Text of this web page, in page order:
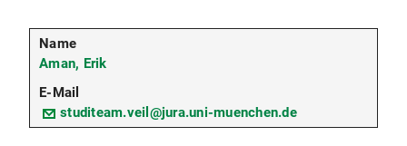
Aman, Erik
studiteam.veil@jura.uni-muenchen.de